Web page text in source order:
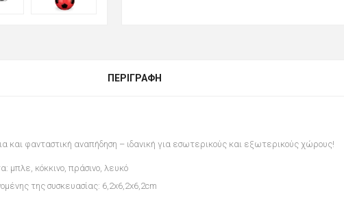
ΠΕΡΙΓΡΑΦΉ
και φανταστική αναπήδηση – ιδανική για εσωτερικούς και εξωτερικούς χώρους!
μπλε, κόκκινο, πράσινο, λευκό
της συσκευασίας: 6,2x6,2x6,2cm